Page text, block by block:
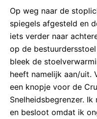
Op weg naar de
spiegels afgesteld en
iets verder naar
op de
bleek de
heeft namelijk aan/uit.
een knopje voor de
Snelheidsbegrenzer.
en besloot omdat ik